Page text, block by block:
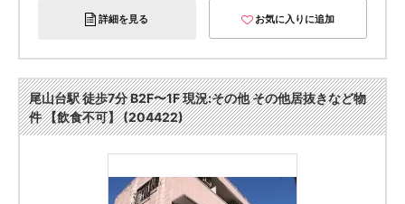
詳細を見る お気に入りに追加
尾山台駅 徒歩7分 B2F〜1F 現況:その他 その他居抜きなど物
件 【飲食不可】 (204422)